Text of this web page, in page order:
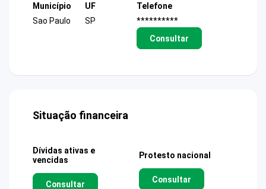
Município
Sao Paulo
UF
SP
Telefone
**********
Consultar
Situação financeira
Dívidas ativas e
vencidas
Consultar
Protesto nacional
Consultar